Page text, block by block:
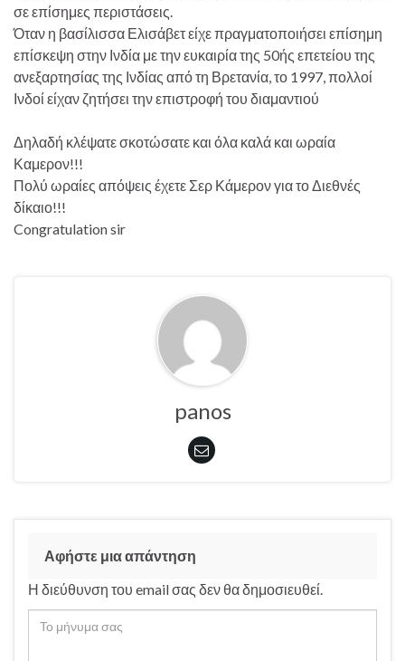
σε επίσημες περιστάσεις.
Όταν η βασίλισσα Ελισάβετ είχε πραγματοποιήσει επίσημη
επίσκεψη στην Ινδία με την ευκαιρία της 50ής επετείου της
ανεξαρτησίας της Ινδίας από τη Βρετανία, το 1997, πολλοί
Ινδοί είχαν ζητήσει την επιστροφή του διαμαντιού
Δηλαδή κλέψατε σκοτώσατε και όλα καλά και ωραία
Καμερον!!!
Πολύ ωραίες απόψεις έχετε Σερ Κάμερον για το Διεθνές
δίκαιο!!!
Congratulation sir
panos
Αφήστε μια απάντηση
Η διεύθυνση του email σας δεν θα δημοσιευθεί.